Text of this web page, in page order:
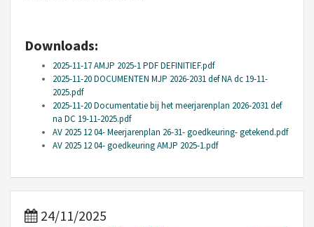
Downloads:
2025-11-17 AMJP 2025-1 PDF DEFINITIEF.pdf
2025-11-20 DOCUMENTEN MJP 2026-2031 def NA dc 19-11-
2025.pdf
2025-11-20 Documentatie bij het meerjarenplan 2026-2031 def
na DC 19-11-2025.pdf
AV 2025 12 04- Meerjarenplan 26-31- goedkeuring- getekend.pdf
AV 2025 12 04- goedkeuring AMJP 2025-1.pdf
24/11/2025